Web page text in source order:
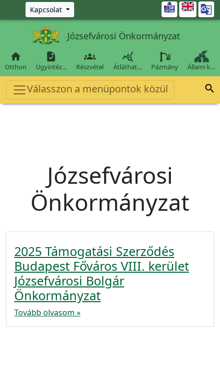
Ugrás a fő tartalomra
Kapcsolat 
Józsefvárosi Önkormányzat

Otthon

Ügyintéz…

Részvétel

Átláthat… Pázmány Állami k…
Válasszon a menüpontok közül 
Józsefvárosi
Önkormányzat
2025 Támogatási Szerződés
Budapest Főváros VIII. kerület
Józsefvárosi Bolgár
Önkormányzat
Tovább olvasom »